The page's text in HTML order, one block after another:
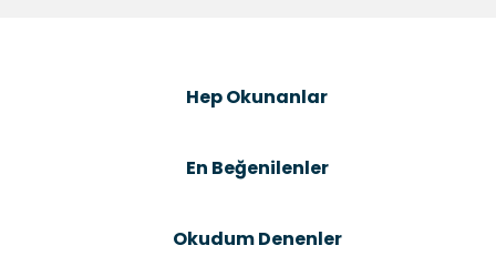
Ürün açıklamasında eksik bilgiler bulunuyor.
Ürün fiyatı diğer sitelerden daha pahalı.
Hep Okunanlar
En Beğenilenler
Okudum Denenler